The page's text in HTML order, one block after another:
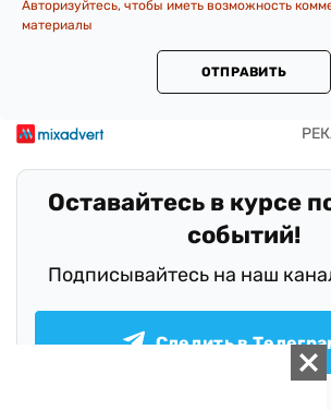
Авторизуйтесь, чтобы иметь возможность
материалы
ОТПРАВИТЬ
Оставайтесь в курсе
событий!
Подписывайтесь на наш
Следить в